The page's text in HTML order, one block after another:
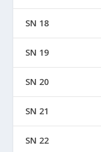
SN 18
SN 19
SN 20
SN 21
SN 22